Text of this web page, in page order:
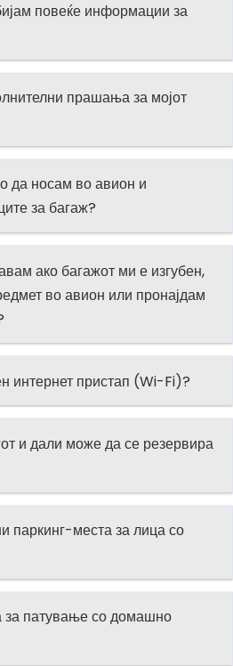
повеќе информации за
прашања за мојот
да носам во авион и
за багаж?
ако багажот ми е изгубен,
во авион или пронајдам
интернет пристап (Wi-Fi)?
и дали може да се резервира
паркинг-места за лица со
за патување со домашно